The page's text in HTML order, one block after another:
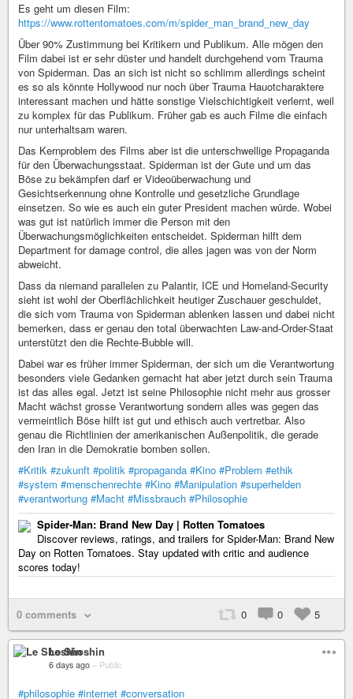
Es geht um diesen Film:
https://www.rottentomatoes.com/m/spider_man_brand_new_day
Über 90% Zustimmung bei Kritikern und Publikum. Alle mögen den
Film dabei ist er sehr düster und handelt durchgehend vom Trauma
von Spiderman. Das an sich ist nicht so schlimm allerdings scheint
es so als könnte Hollywood nur noch über Trauma Hauotcharaktere
interessant machen und hätte sonstige Vielschichtigkeit verlernt, weil
zu komplex für das Publikum. Früher gab es auch Filme die einfach
nur unterhaltsam waren.
Das Kernproblem des Films aber ist die unterschwellige Propaganda
für den Überwachungsstaat. Spiderman ist der Gute und um das
Böse zu bekämpfen darf er Videoüberwachung und
Gesichtserkennung ohne Kontrolle und gesetzliche Grundlage
einsetzen. So wie es auch ein guter President machen würde. Wobei
was gut ist natürlich immer die Person mit den
Überwachungsmöglichkeiten entscheidet. Spiderman hilft dem
Department for damage control, die alles jagen was von der Norm
abweicht.
Dass da niemand parallelen zu Palantir, ICE und Homeland-Security
sieht ist wohl der Oberflächlichkeit heutiger Zuschauer geschuldet,
die sich vom Trauma von Spiderman ablenken lassen und dabei nicht
bemerken, dass er genau den total überwachten Law-and-Order-Staat
unterstützt den die Rechte-Bubble will.
Dabei war es früher immer Spiderman, der sich um die Verantwortung
besonders viele Gedanken gemacht hat aber jetzt durch sein Trauma
ist das alles egal. Jetzt ist seine Philosophie nicht mehr aus grosser
Macht wächst grosse Verantwortung sondern alles was gegen das
vermeintlich Böse hilft ist gut und ethisch auch vertretbar. Also
genau die Richtlinien der amerikanischen Außenpolitik, die gerade
den Iran in die Demokratie bomben sollen.
#Kritik #zukunft #politik #propaganda #Kino #Problem #ethik
#system #menschenrechte #Kino #Manipulation #superhelden
#verantwortung #Macht #Missbrauch #Philosophie
Spider-Man: Brand New Day | Rotten Tomatoes
Discover reviews, ratings, and trailers for Spider-Man: Brand New
Day on Rotten Tomatoes. Stay updated with critic and audience
scores today!
0 comments 0 0 5
Le Shoshin
6 days ago – Public
#philosophie #internet #conversation